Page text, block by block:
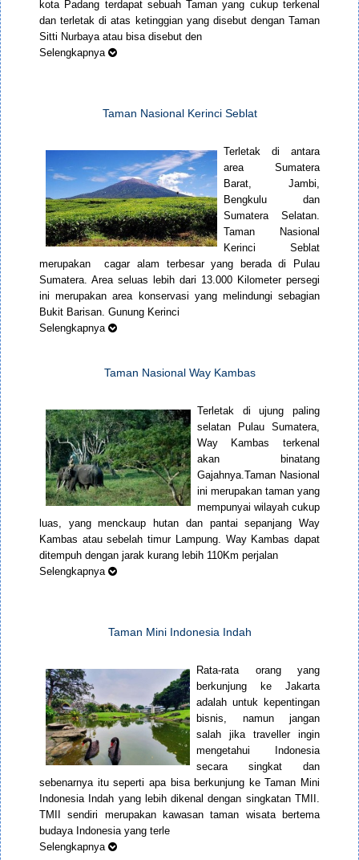
kota Padang terdapat sebuah Taman yang cukup terkenal
dan terletak di atas ketinggian yang disebut dengan Taman
Sitti Nurbaya atau bisa disebut den
Selengkapnya
Taman Nasional Kerinci Seblat
Terletak di antara
area Sumatera
Barat, Jambi,
Bengkulu dan
Sumatera Selatan.
Taman Nasional
Kerinci Seblat
merupakan cagar alam terbesar yang berada di Pulau
Sumatera. Area seluas lebih dari 13.000 Kilometer persegi
ini merupakan area konservasi yang melindungi sebagian
Bukit Barisan. Gunung Kerinci
Selengkapnya
Taman Nasional Way Kambas
Terletak di ujung paling
selatan Pulau Sumatera,
Way Kambas terkenal
akan binatang
Gajahnya.Taman Nasional
ini merupakan taman yang
mempunyai wilayah cukup
luas, yang menckaup hutan dan pantai sepanjang Way
Kambas atau sebelah timur Lampung. Way Kambas dapat
ditempuh dengan jarak kurang lebih 110Km perjalan
Selengkapnya
Taman Mini Indonesia Indah
Rata-rata orang yang
berkunjung ke Jakarta
adalah untuk kepentingan
bisnis, namun jangan
salah jika traveller ingin
mengetahui Indonesia
secara singkat dan
sebenarnya itu seperti apa bisa berkunjung ke Taman Mini
Indonesia Indah yang lebih dikenal dengan singkatan TMII.
TMII sendiri merupakan kawasan taman wisata bertema
budaya Indonesia yang terle
Selengkapnya